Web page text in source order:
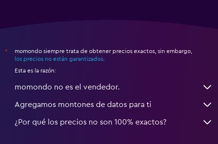
*
momondo siempre trata de obtener precios exactos, sin embargo,
los precios no están garantizados
Esta es la razón:
momondo no es el vendedor.
Agregamos montones de datos para ti
¿Por qué los precios no son 100% exactos?